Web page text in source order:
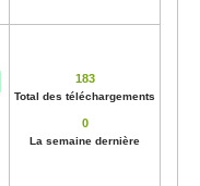
183
Total des téléchargements
0
La semaine dernière